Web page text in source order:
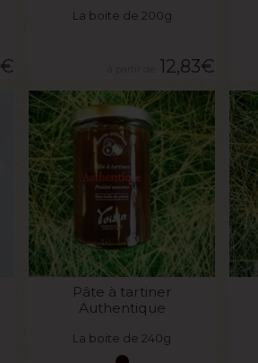
€
La boite de 200g
12,83€
Pâte à tartiner
Authentique
La boite de 240g
VOIR LE PRODUIT